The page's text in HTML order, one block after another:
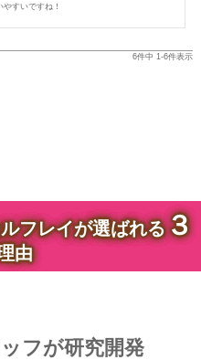
すいですね！
6件中 1-6件表示
フレイが選ばれる３
由
フが研究開発